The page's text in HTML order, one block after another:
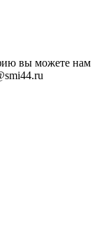
вы можете нам